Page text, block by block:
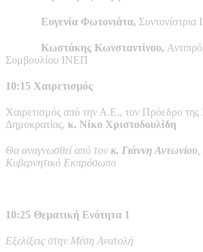
Ευγενία Φωτονιάτα, Συντονίστρια
Κωστάκης Κωνσταντίνου,
Συμβουλίου ΙΝΕΠ
10:15 Χαιρετισμός
Χαιρετισμός από την Α.Ε., τον Πρόεδρο της
Δημοκρατίας, κ. Νίκο Χριστοδουλίδη
Θα αναγνωσθεί από τον κ. Γιάννη Αντωνίου
Κυβερνητικό Εκπρόσωπο
10:25 Θεματική Ενότητα 1
Εξελίξεις στην Μέση Ανατολή